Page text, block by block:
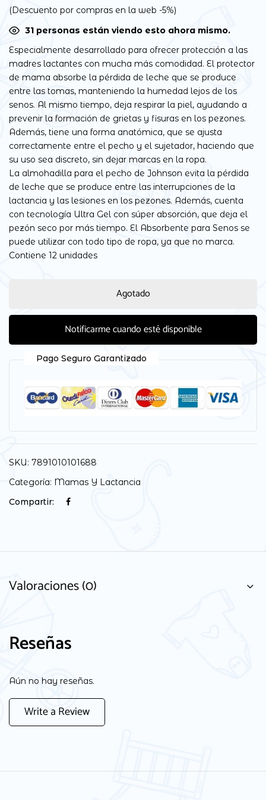
(Descuento por compras en la web -5%)
33 personas están viendo esto ahora mismo.
Especialmente desarrollado para ofrecer protección a las
madres lactantes con mucha más comodidad. El protector
de mama absorbe la pérdida de leche que se produce
entre las tomas, manteniendo la humedad lejos de los
senos. Al mismo tiempo, deja respirar la piel, ayudando a
prevenir la formación de grietas y fisuras en los pezones.
Además, tiene una forma anatómica, que se ajusta
correctamente entre el pecho y el sujetador, haciendo que
su uso sea discreto, sin dejar marcas en la ropa.
La almohadilla para el pecho de Johnson evita la pérdida
de leche que se produce entre las interrupciones de la
lactancia y las lesiones en los pezones. Además, cuenta
con tecnología Ultra Gel con súper absorción, que deja el
pezón seco por más tiempo. El Absorbente para Senos se
puede utilizar con todo tipo de ropa, ya que no marca.
Contiene 12 unidades
Agotado
Notificarme cuando esté disponible
Pago Seguro Garantizado
SKU: 7891010101688
Categoría: Mamas Y Lactancia
Compartir:
Valoraciones (0)
Reseñas
Aún no hay reseñas.
Write a Review